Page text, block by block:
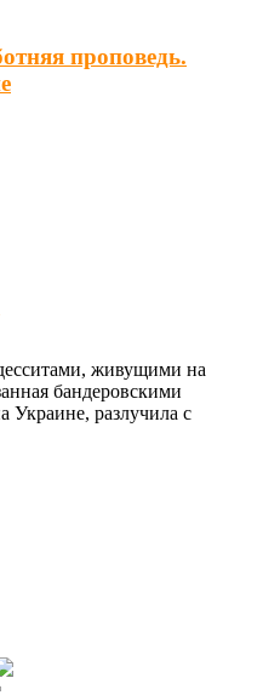
проповедь.
живущими на
бандеровскими
Украине, разлучила с